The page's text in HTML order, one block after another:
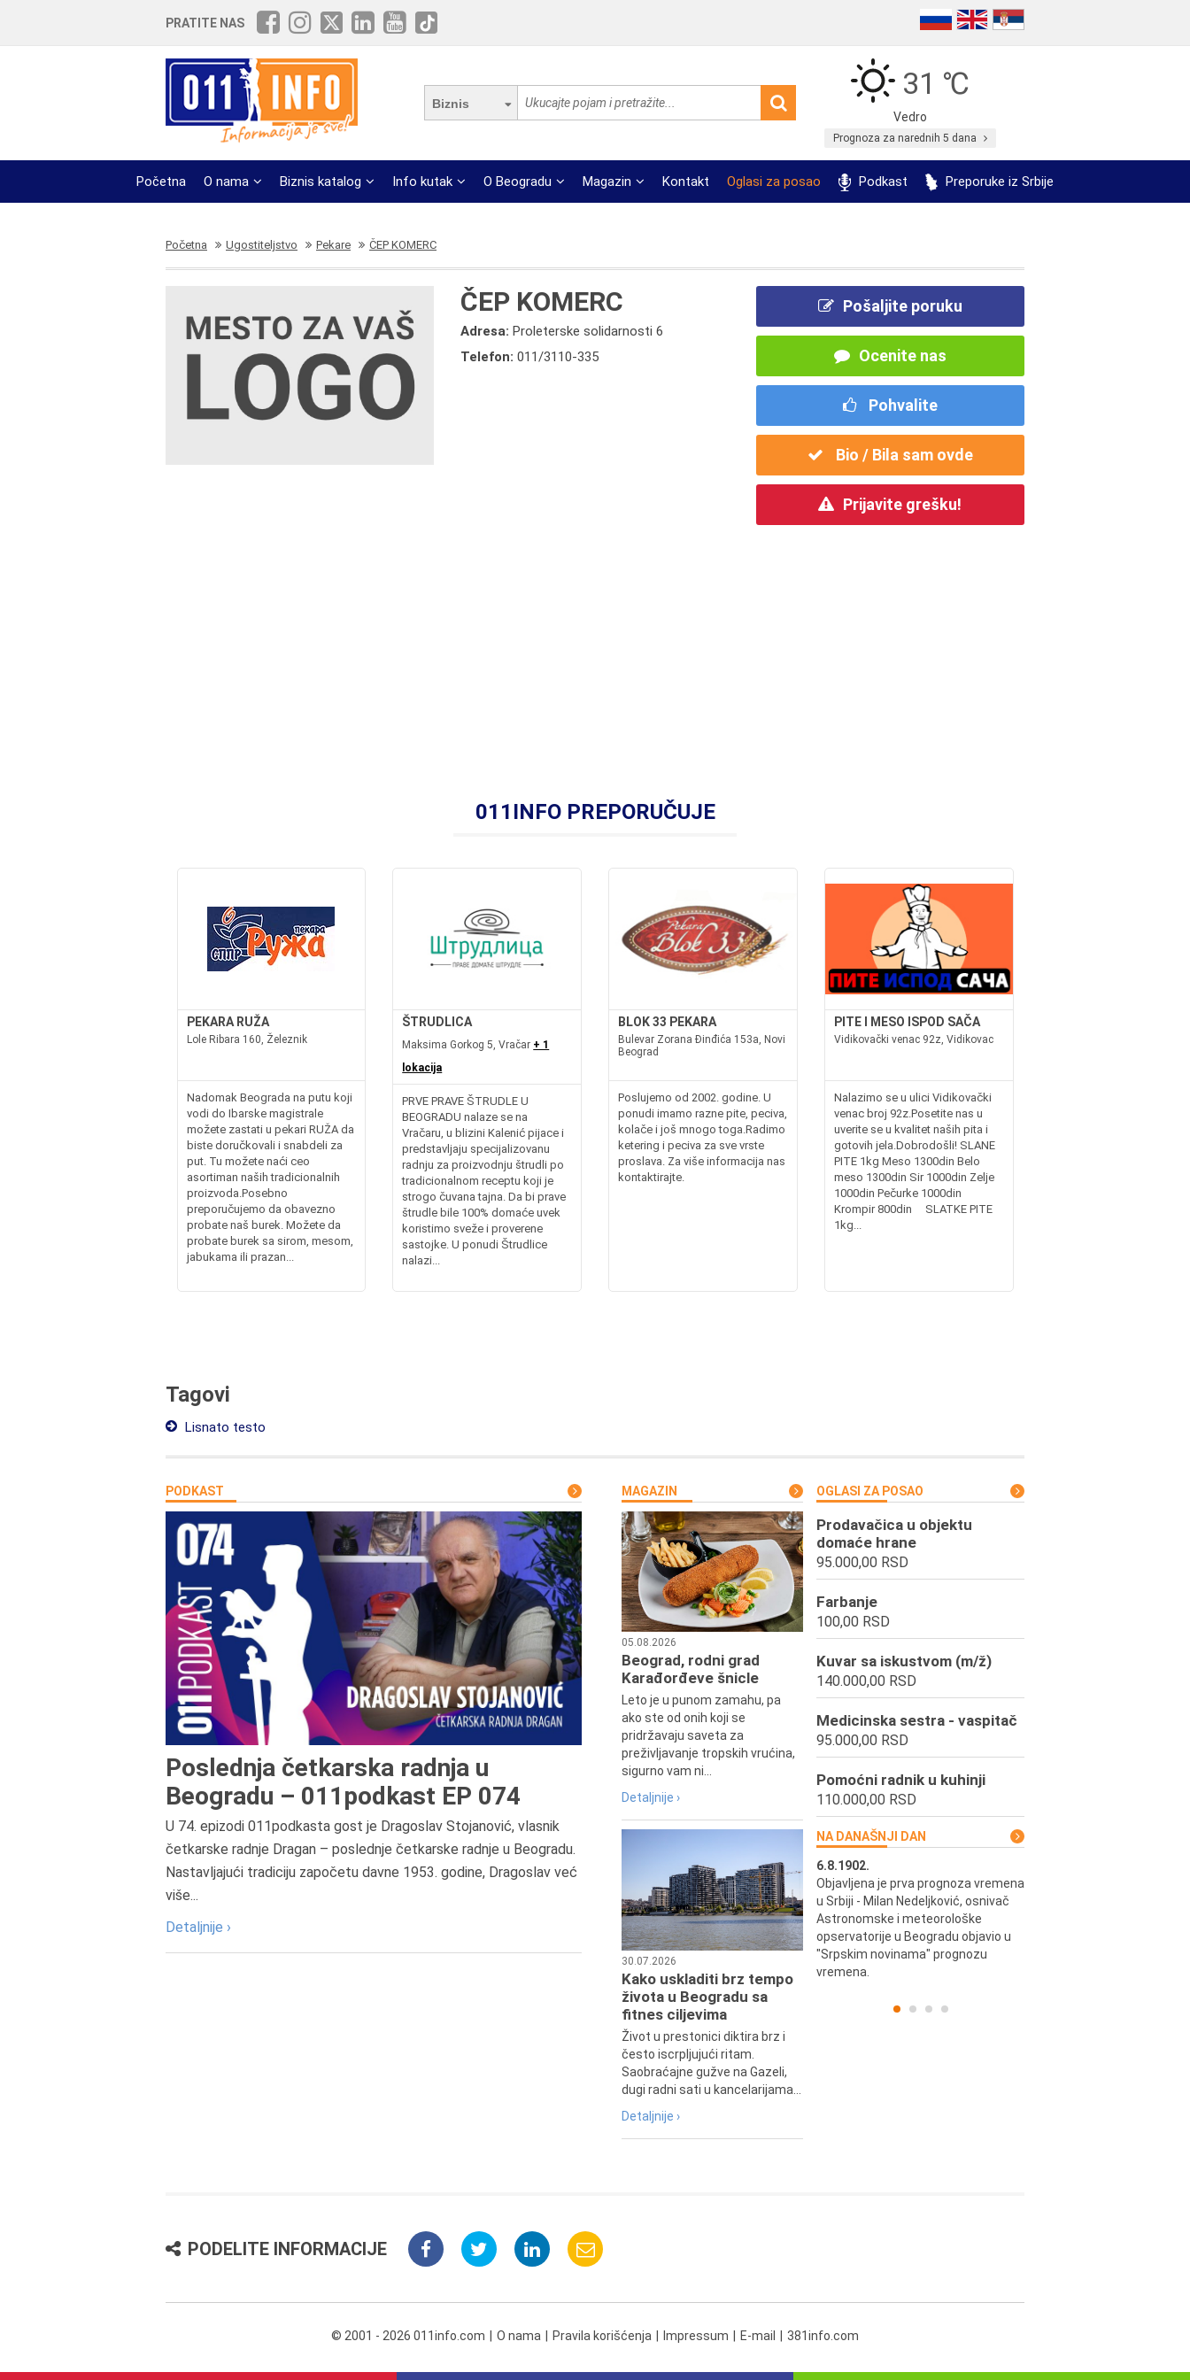
PRATITE NAS
Biznis
31 ℃
Vedro
Prognoza za narednih 5 dana
Početna O nama Biznis katalog Info kutak O Beogradu Magazin Kontakt Oglasi za posao Podkast Preporuke iz Srbije
Početna Ugostiteljstvo Pekare ČEP KOMERC
ČEP KOMERC
Adresa:Proleterske solidarnosti 6
Telefon:011/3110-335
Pošaljite poruku
Ocenite nas
Pohvalite
Bio / Bila sam ovde
Prijavite grešku!
011INFO PREPORUČUJE
PEKARA RUŽA
Lole Ribara 160, Železnik
Nadomak Beograda na putu koji
vodi do Ibarske magistrale
možete zastati u pekari RUŽA da
biste doručkovali i snabdeli za
put. Tu možete naći ceo
asortiman naših tradicionalnih
proizvoda.Posebno
preporučujemo da obavezno
probate naš burek. Možete da
probate burek sa sirom, mesom,
jabukama ili prazan...
ŠTRUDLICA
Maksima Gorkog 5, Vračar + 1
lokacija
PRVE PRAVE ŠTRUDLE U
BEOGRADU nalaze se na
Vračaru, u blizini Kalenić pijace i
predstavljaju specijalizovanu
radnju za proizvodnju štrudli po
tradicionalnom receptu koji je
strogo čuvana tajna. Da bi prave
štrudle bile 100% domaće uvek
koristimo sveže i proverene
sastojke. U ponudi Štrudlice
nalazi...
BLOK 33 PEKARA
Bulevar Zorana Đinđića 153a, Novi
Beograd
Poslujemo od 2002. godine. U
ponudi imamo razne pite, peciva,
kolače i još mnogo toga.Radimo
ketering i peciva za sve vrste
proslava. Za više informacija nas
kontaktirajte.
PITE I MESO ISPOD SAČA
Vidikovački venac 92z, Vidikovac
Nalazimo se u ulici Vidikovački
venac broj 92z.Posetite nas u
uverite se u kvalitet naših pita i
gotovih jela.Dobrodošli! SLANE
PITE 1kg Meso 1300din Belo
meso 1300din Sir 1000din Zelje
1000din Pečurke 1000din
Krompir 800din SLATKE PITE
1kg...
Tagovi
Lisnato testo
PODKAST
Poslednja četkarska radnja u
Beogradu – 011podkast EP 074
U 74. epizodi 011podkasta gost je Dragoslav Stojanović, vlasnik
četkarske radnje Dragan – poslednje četkarske radnje u Beogradu.
Nastavljajući tradiciju započetu davne 1953. godine, Dragoslav već
više...
Detaljnije ›
MAGAZIN
05.08.2026
Beograd, rodni grad
Karađorđeve šnicle
Leto je u punom zamahu, pa
ako ste od onih koji se
pridržavaju saveta za
preživljavanje tropskih vrućina,
sigurno vam ni...
Detaljnije ›
30.07.2026
Kako uskladiti brz tempo
života u Beogradu sa
fitnes ciljevima
Život u prestonici diktira brz i
često iscrpljujući ritam.
Saobraćajne gužve na Gazeli,
dugi radni sati u kancelarijama...
Detaljnije ›
OGLASI ZA POSAO
Prodavačica u objektu
domaće hrane
95.000,00 RSD
Farbanje
100,00 RSD
Kuvar sa iskustvom (m/ž)
140.000,00 RSD
Medicinska sestra - vaspitač
95.000,00 RSD
Pomoćni radnik u kuhinji
110.000,00 RSD
NA DANAŠNJI DAN
Preminula je Zorka Boljanović,
vazduhoplovni inženjer, predsednik
Udruženja žena pilota Jugoslavije.
6.8.1902.
Objavljena je prva prognoza vremena
u Srbiji - Milan Nedeljković, osnivač
Astronomske i meteorološke
opservatorije u Beogradu objavio u
"Srpskim novinama" prognozu
vremena.
PODELITE INFORMACIJE
© 2001 - 2026 011info.com O nama Pravila korišćenja Impressum E-mail 381info.com